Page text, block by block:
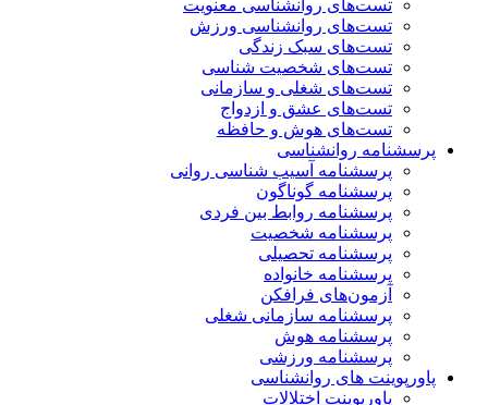
تست‌های روانشناسی معنویت
تست‌های روانشناسی ورزش
تست‌های سبک زندگی
تست‌های شخصیت شناسی
تست‌های شغلی و سازمانی
تست‌های عشق و ازدواج
تست‌های هوش و حافظه
پرسشنامه روانشناسی
پرسشنامه آسیب شناسی روانی
پرسشنامه گوناگون
پرسشنامه روابط بین فردی
پرسشنامه شخصیت
پرسشنامه تحصیلی
پرسشنامه خانواده
آزمون‌های فرافکن
پرسشنامه سازمانی شغلی
پرسشنامه هوش
پرسشنامه ورزشی
پاورپوینت های روانشناسی
پاورپوینت اختلالات